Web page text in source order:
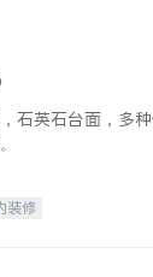
石英石台面，多
装修